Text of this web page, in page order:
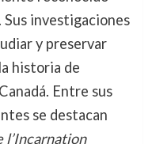
Sus investigaciones
y preservar
historia de
Entre sus
se destacan